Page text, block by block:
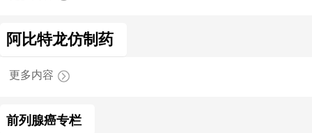
阿比特龙仿制药
更多内容
前列腺癌专栏